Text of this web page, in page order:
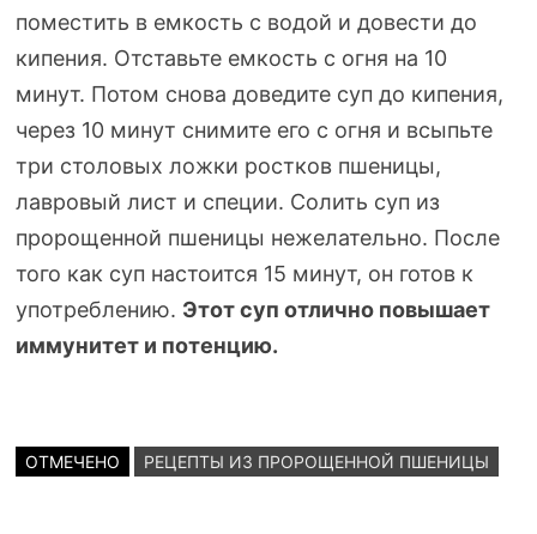
поместить в емкость с водой и довести до
кипения. Отставьте емкость с огня на 10
минут. Потом снова доведите суп до кипения,
через 10 минут снимите его с огня и всыпьте
три столовых ложки ростков пшеницы,
лавровый лист и специи. Солить суп из
пророщенной пшеницы нежелательно. После
того как суп настоится 15 минут, он готов к
употреблению. Этот суп отлично повышает
иммунитет и потенцию.
ОТМЕЧЕНО РЕЦЕПТЫ ИЗ ПРОРОЩЕННОЙ ПШЕНИЦЫ